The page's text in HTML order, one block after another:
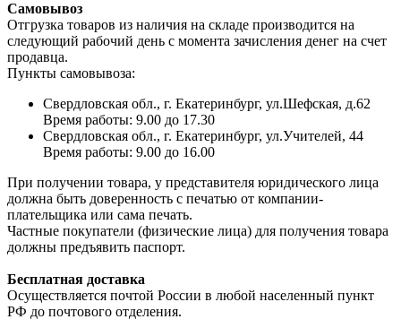
Самовывоз
Отгрузка товаров из наличия на складе производится на
следующий рабочий день с момента зачисления денег на счет
продавца.
Пункты самовывоза:
Свердловская обл., г. Екатеринбург, ул.Шефская, д.62
Время работы: 9.00 до 17.30
Свердловская обл., г. Екатеринбург, ул.Учителей, 44
Время работы: 9.00 до 16.00
При получении товара, у представителя юридического лица
должна быть доверенность с печатью от компании-
плательщика или сама печать.
Частные покупатели (физические лица) для получения товара
должны предъявить паспорт.
Бесплатная доставка
Осуществляется почтой России в любой населенный пункт
РФ до почтового отделения.